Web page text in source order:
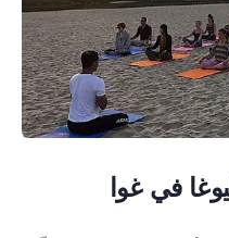
في غوا